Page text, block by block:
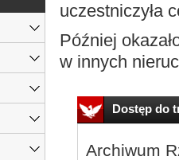
uczestniczyła
Później
w innych
Dostęp do
Archiwum